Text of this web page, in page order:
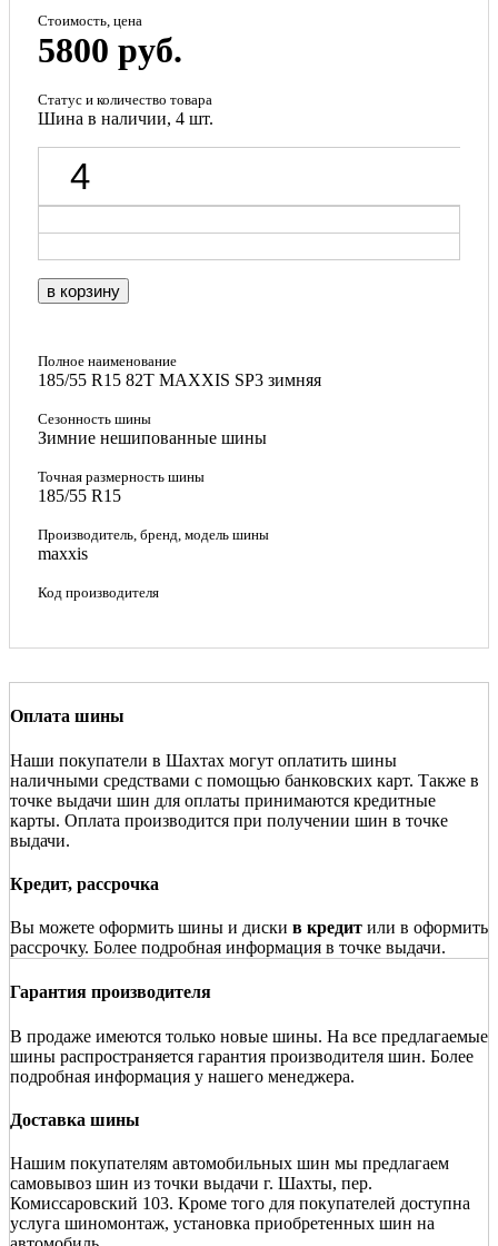
Стоимость, цена
5800 руб.
Статус и количество товара
Шина в наличии, 4 шт.
в корзину
Полное наименование
185/55 R15 82T MAXXIS SP3 зимняя
Сезонность шины
Зимние нешипованные шины
Точная размерность шины
185/55 R15
Производитель, бренд, модель шины
maxxis
Код производителя
Оплата шины
Наши покупатели в Шахтах могут оплатить шины
наличными средствами с помощью банковских карт. Также в
точке выдачи шин для оплаты принимаются кредитные
карты. Оплата производится при получении шин в точке
выдачи.
Кредит, рассрочка
Вы можете оформить шины и диски в кредит или в оформить
рассрочку. Более подробная информация в точке выдачи.
Гарантия производителя
В продаже имеются только новые шины. На все предлагаемые
шины распространяется гарантия производителя шин. Более
подробная информация у нашего менеджера.
Доставка шины
Нашим покупателям автомобильных шин мы предлагаем
самовывоз шин из точки выдачи г. Шахты, пер.
Комиссаровский 103. Кроме того для покупателей доступна
услуга шиномонтаж, установка приобретенных шин на